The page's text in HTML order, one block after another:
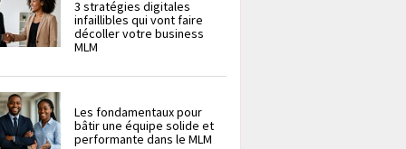
3 stratégies digitales
infaillibles qui vont faire
décoller votre business
MLM
Les fondamentaux pour
bâtir une équipe solide et
performante dans le MLM